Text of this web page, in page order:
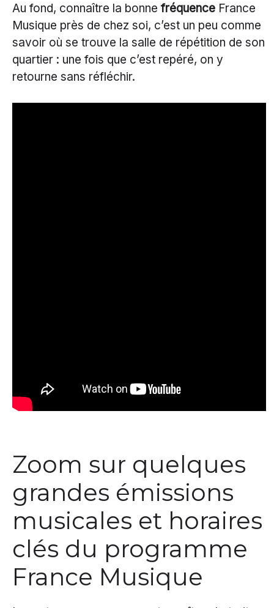
Au fond, connaître la bonne fréquence France
Musique près de chez soi, c’est un peu comme
savoir où se trouve la salle de répétition de son
quartier : une fois que c’est repéré, on y
retourne sans réfléchir.
Zoom sur quelques
grandes émissions
musicales et horaires
clés du programme
France Musique